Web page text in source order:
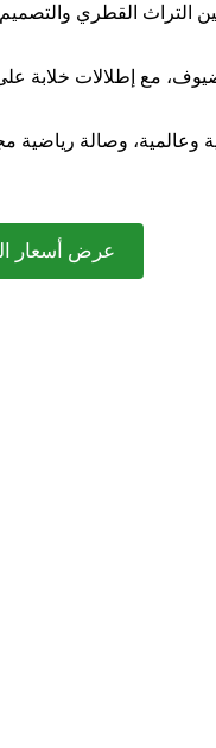
القطري
مع إطلالات خلابة
وصالة رياضية
عرض أسعار